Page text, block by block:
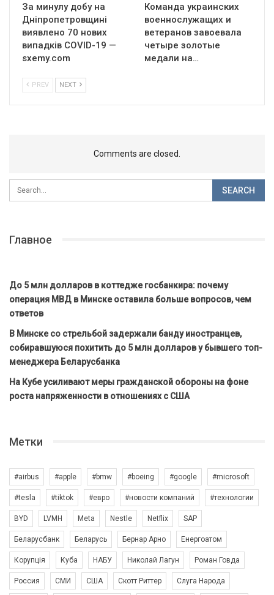
За минулу добу на
Дніпропетровщині
виявлено 70 нових
випадків COVID-19 —
sxemy.com
Команда украинских
военнослужащих и
ветеранов завоевала
четыре золотые
медали на…
PREV NEXT
Comments are closed.
Главное
До 5 млн долларов в коттедже госбанкира: почему
операция МВД в Минске оставила больше вопросов, чем
ответов
В Минске со стрельбой задержали банду иностранцев,
собиравшуюся похитить до 5 млн долларов у бывшего топ-
менеджера Беларусбанка
На Кубе усиливают меры гражданской обороны на фоне
роста напряженности в отношениях с США
Метки
#airbus #apple #bmw #boeing #google #microsoft
#tesla #tiktok #евро #новости компаний #технологии
BYD LVMH Meta Nestle Netflix SAP
Беларусбанк Беларусь Бернар Арно Енергоатом
Корупція Куба НАБУ Николай Лагун Роман Говда
Россия СМИ США Скотт Риттер Слуга Народа